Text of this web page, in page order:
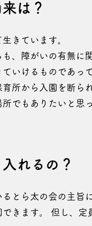
は？
きています。
、障がいの有無に
いけるものであっ
所から入園を断ら
でもありたいと思
れるの？
とら太の会の主旨
きます。 但し、